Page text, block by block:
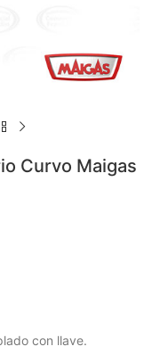
Curvo Maigas
con llave.